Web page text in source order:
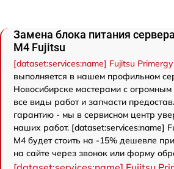
Замена блока питания
M4 Fujitsu
[dataset:services:name] Fujitsu
выполняется в нашем профильном
Новосибирске мастерами с
все виды работ и запчасти
гарантию - мы в сервисном центр
наших работ. [dataset:services:name]
M4 будет стоить на -15% дешевле
на сайте через звонок или форму